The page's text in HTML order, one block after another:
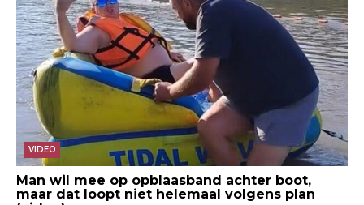
VIDEO
Man wil mee op opblaasband achter boot,
maar dat loopt niet helemaal volgens plan